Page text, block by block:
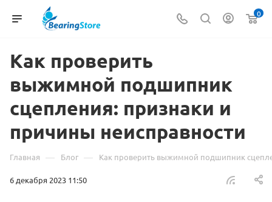
0
Как проверить
выжимной подшипник
сцепления: признаки и
причины неисправности
Главная — Блог — Как проверить выжимной подшипник
6 декабря 2023 11:50